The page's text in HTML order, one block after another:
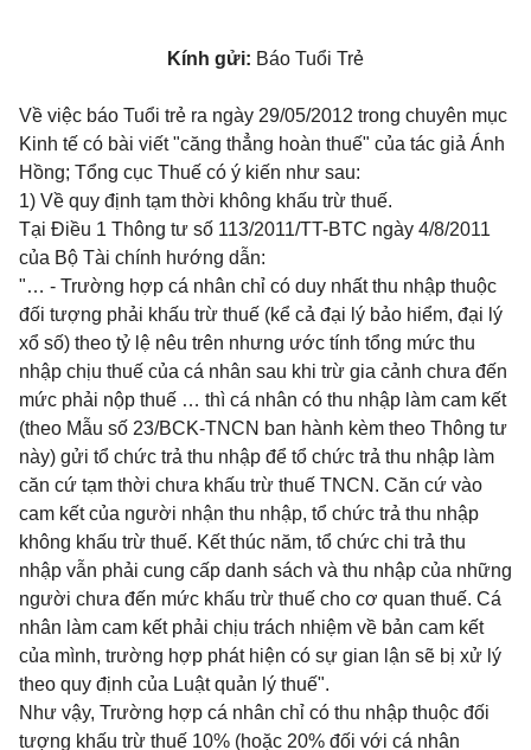
Kính gửi: Báo Tuổi Trẻ
Về việc báo Tuổi trẻ ra ngày 29/05/2012 trong chuyên mục
Kinh tế có bài viết "căng thẳng hoàn thuế" của tác giả Ánh
Hồng; Tổng cục Thuế có ý kiến như sau:
1) Về quy định tạm thời không khấu trừ thuế.
Tại Điều 1 Thông tư số 113/2011/TT-BTC ngày 4/8/2011
của Bộ Tài chính hướng dẫn:
"… - Trường hợp cá nhân chỉ có duy nhất thu nhập thuộc
đối tượng phải khấu trừ thuế (kể cả đại lý bảo hiểm, đại lý
xổ số) theo tỷ lệ nêu trên nhưng ước tính tổng mức thu
nhập chịu thuế của cá nhân sau khi trừ gia cảnh chưa đến
mức phải nộp thuế … thì cá nhân có thu nhập làm cam kết
(theo Mẫu số 23/BCK-TNCN ban hành kèm theo Thông tư
này) gửi tổ chức trả thu nhập để tổ chức trả thu nhập làm
căn cứ tạm thời chưa khấu trừ thuế TNCN. Căn cứ vào
cam kết của người nhận thu nhập, tổ chức trả thu nhập
không khấu trừ thuế. Kết thúc năm, tổ chức chi trả thu
nhập vẫn phải cung cấp danh sách và thu nhập của những
người chưa đến mức khấu trừ thuế cho cơ quan thuế. Cá
nhân làm cam kết phải chịu trách nhiệm về bản cam kết
của mình, trường hợp phát hiện có sự gian lận sẽ bị xử lý
theo quy định của Luật quản lý thuế".
Như vậy, Trường hợp cá nhân chỉ có thu nhập thuộc đối
tượng khấu trừ thuế 10% (hoặc 20% đối với cá nhân